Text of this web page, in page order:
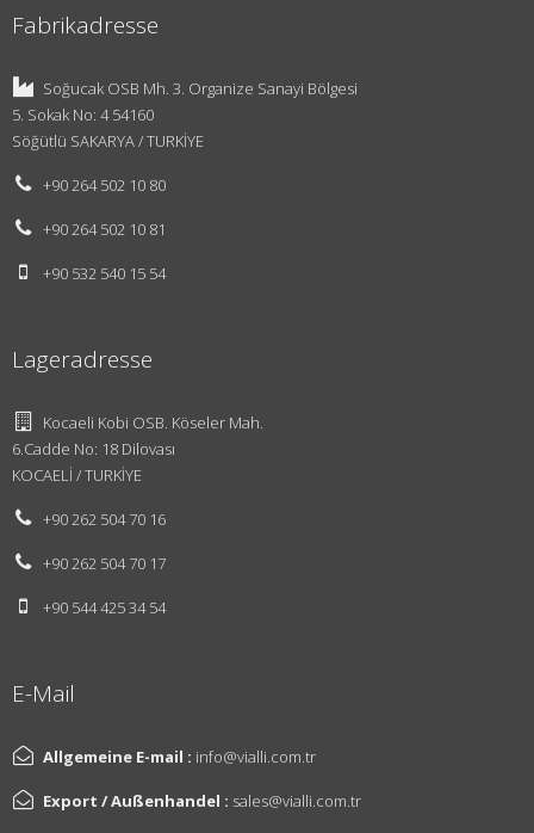
Fabrikadresse
Soğucak OSB Mh. 3. Organize Sanayi Bölgesi
5. Sokak No: 4 54160
Söğütlü SAKARYA / TURKİYE
+90 264 502 10 80
+90 264 502 10 81
+90 532 540 15 54
Lageradresse
Kocaeli Kobi OSB. Köseler Mah.
6.Cadde No: 18 Dilovası
KOCAELİ / TURKİYE
+90 262 504 70 16
+90 262 504 70 17
+90 544 425 34 54
E-Mail
Allgemeine E-mail : info@vialli.com.tr
Export / Außenhandel : sales@vialli.com.tr
Unsere